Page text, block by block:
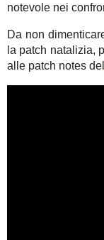
notevole nei
Da non
la patch natalizia,
alle patch notes del